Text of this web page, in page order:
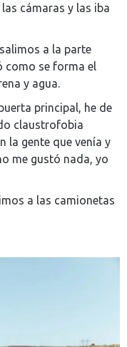
cámaras y las iba
a la parte
como se forma el
y agua.
principal, he de
claustrofobia
la gente que venía y
me gustó nada, yo
a las camionetas